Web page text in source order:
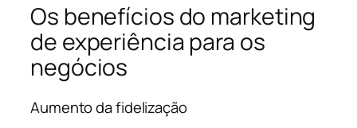
Os benefícios do marketing
de experiência para os
negócios
Aumento da fidelização